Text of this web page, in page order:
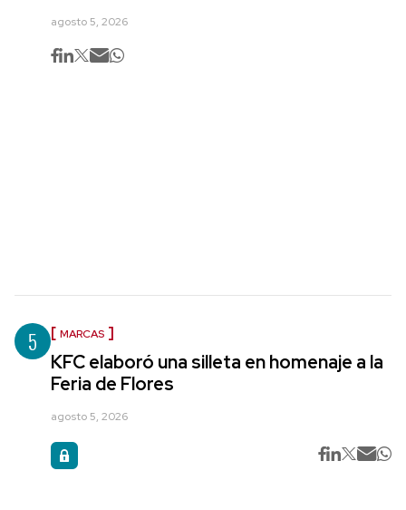
agosto 5, 2026
5 MARCAS
KFC elaboró una silleta en homenaje a la
Feria de Flores
agosto 5, 2026